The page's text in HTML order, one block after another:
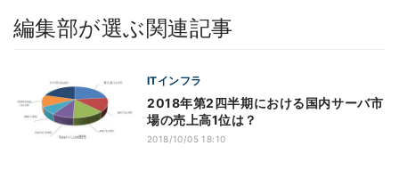
編集部が選ぶ関連記事
ITインフラ
2018年第2四半期における国内サーバ市
場の売上高1位は？
2018/10/05 18:10